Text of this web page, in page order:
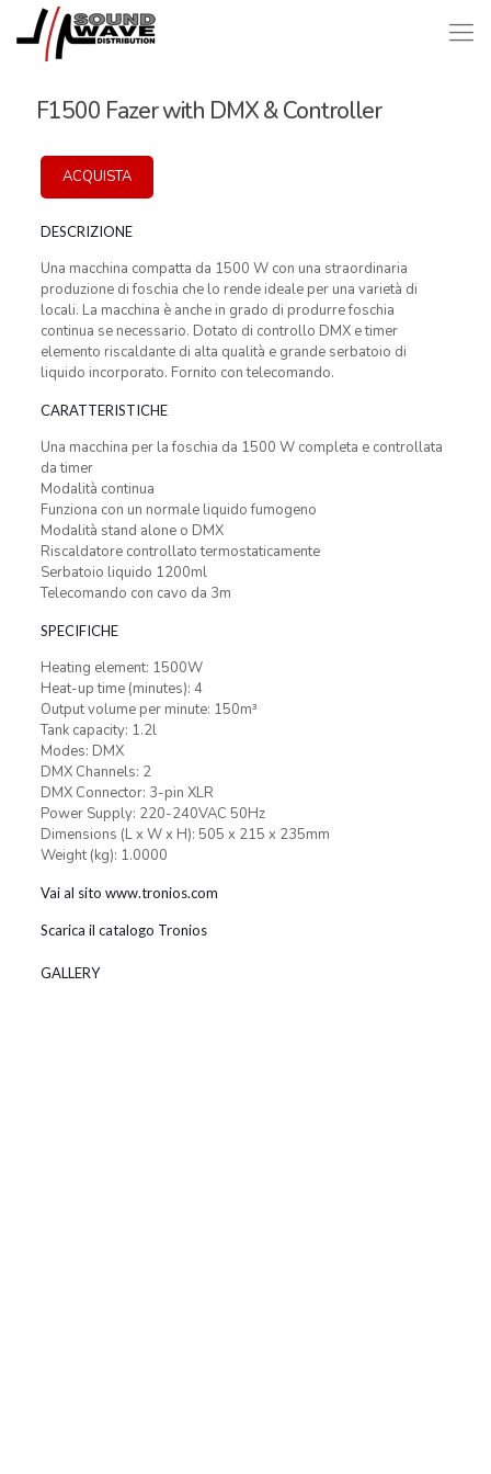
F1500 Fazer with DMX & Controller
ACQUISTA
DESCRIZIONE
Una macchina compatta da 1500 W con una straordinaria
produzione di foschia che lo rende ideale per una varietà di
locali. La macchina è anche in grado di produrre foschia
continua se necessario. Dotato di controllo DMX e timer
elemento riscaldante di alta qualità e grande serbatoio di
liquido incorporato. Fornito con telecomando.
CARATTERISTICHE
Una macchina per la foschia da 1500 W completa e controllata
da timer
Modalità continua
Funziona con un normale liquido fumogeno
Modalità stand alone o DMX
Riscaldatore controllato termostaticamente
Serbatoio liquido 1200ml
Telecomando con cavo da 3m
SPECIFICHE
Heating element: 1500W
Heat-up time (minutes): 4
Output volume per minute: 150m³
Tank capacity: 1.2l
Modes: DMX
DMX Channels: 2
DMX Connector: 3-pin XLR
Power Supply: 220-240VAC 50Hz
Dimensions (L x W x H): 505 x 215 x 235mm
Weight (kg): 1.0000
Vai al sito www.tronios.com
Scarica il catalogo Tronios
GALLERY